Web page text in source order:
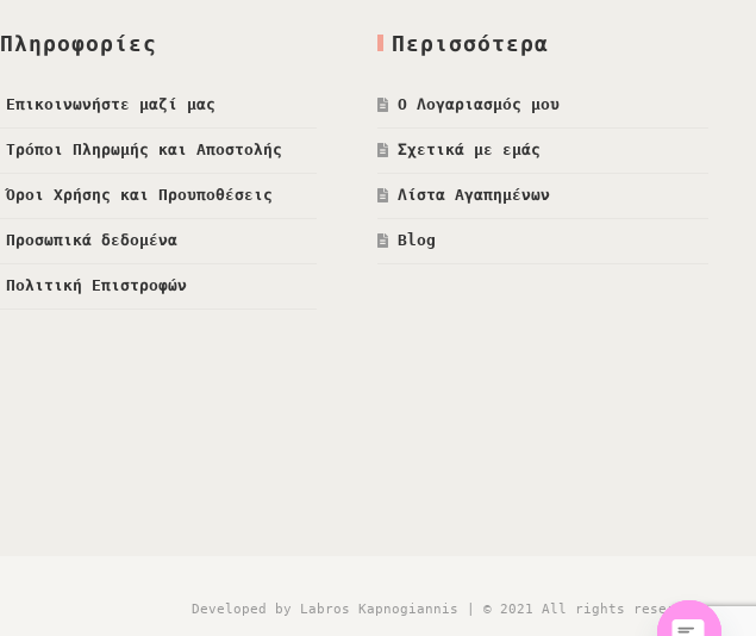
Πληροφορίες
Επικοινωνήστε μαζί μας
Τρόποι Πληρωμής και Αποστολής
Όροι Χρήσης και Προυποθέσεις
Προσωπικά δεδομένα
Πολιτική Επιστροφών
Περισσότερα
Ο Λογαριασμός μου
Σχετικά με εμάς
Λίστα Αγαπημένων
Blog
Developed by Labros Kapnogiannis | © 2021 All rights reserved!